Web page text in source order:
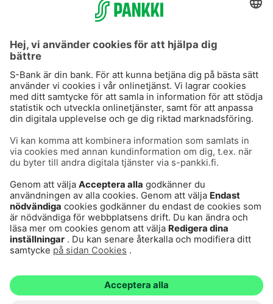
Användarvillkor
Dataskydd
Cookies
Tillgänglighetsutlåtande